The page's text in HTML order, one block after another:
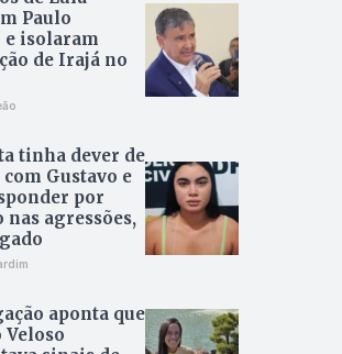
Paulo
e isolaram
de Irajá no
tinha dever de
Gustavo e
por
nas agressões,
aponta que
Veloso